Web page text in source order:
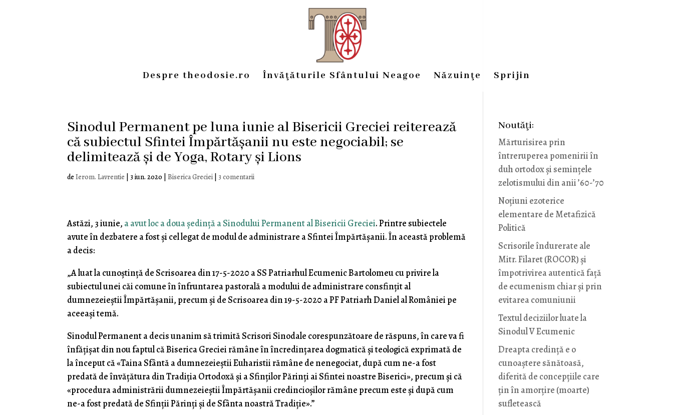
Despre theodosie.ro Învăţăturile Sfântului Neagoe Năzuinţe Sprijin
Sinodul Permanent pe luna iunie al Bisericii Greciei reiterează
că subiectul Sfintei Împărtășanii nu este negociabil; se
delimitează și de Yoga, Rotary și Lions
deIerom. Lavrentie |3 iun. 2020 |Biserica Greciei |3 comentarii
Astăzi, 3 iunie, a avut loc a doua ședință a Sinodului Permanent al Bisericii Greciei. Printre subiectele
avute în dezbatere a fost și cel legat de modul de administrare a Sfintei Împărtășanii. În această problemă
a decis:
„A luat la cunoștință de Scrisoarea din 17-5-2020 a SS Patriarhul Ecumenic Bartolomeu cu privire la
subiectul unei căi comune în înfruntarea pastorală a modului de administrare consfințit al
dumnezeieștii Împărtășanii, precum și de Scrisoarea din 19-5-2020 a PF Patriarh Daniel al României pe
aceeași temă.
Sinodul Permanent a decis unanim să trimită Scrisori Sinodale corespunzătoare de răspuns, în care va fi
înfățișat din nou faptul că Biserica Greciei rămâne în încredințarea dogmatică și teologică exprimată de
la început că «Taina Sfântă a dumnezeieștii Euharistii rămâne de nenegociat, după cum ne-a fost
predată de învățătura din Tradiția Ortodoxă și a Sfinților Părinți ai Sfintei noastre Biserici», precum și că
«procedura administrării dumnezeieștii Împărtășanii credincioșilor rămâne precum este și după cum
ne-a fost predată de Sfinții Părinți și de Sfânta noastră Tradiție».”
Noutăţi:
Mărturisirea prin
întreruperea pomenirii în
duh ortodox și semințele
zelotismului din anii ’60-’70
Noţiuni ezoterice
elementare de Metafizică
Politică
Scrisorile îndurerate ale
Mitr. Filaret (ROCOR) și
împotrivirea autentică față
de ecumenism chiar și prin
evitarea comuniunii
Textul deciziilor luate la
Sinodul V Ecumenic
Dreapta credință e o
cunoaștere sănătoasă,
diferită de concepțiile care
țin în amorțire (moarte)
sufletească